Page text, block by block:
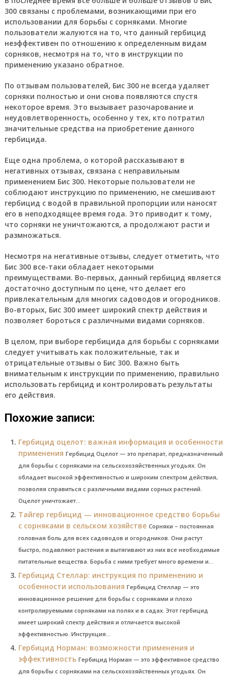
300 связаны с проблемами, возникающими при его
использовании для борьбы с сорняками. Многие
пользователи жалуются на то, что данный гербицид
неэффективен по отношению к определенным видам
сорняков, несмотря на то, что в инструкции по
применению указано обратное.
По отзывам пользователей, Бис 300 не всегда удаляет
сорняки полностью и они снова появляются спустя
некоторое время. Это вызывает разочарование и
неудовлетворенность, особенно у тех, кто потратил
значительные средства на приобретение данного
гербицида.
Еще одна проблема, о которой рассказывают в
негативных отзывах, связана с неправильным
применением Бис 300. Некоторые пользователи не
соблюдают инструкцию по применению, не смешивают
гербицид с водой в правильной пропорции или наносят
его в неподходящее время года. Это приводит к тому,
что сорняки не уничтожаются, а продолжают расти и
размножаться.
Несмотря на негативные отзывы, следует отметить, что
Бис 300 все-таки обладает некоторыми
преимуществами. Во-первых, данный гербицид является
достаточно доступным по цене, что делает его
привлекательным для многих садоводов и огородников.
Во-вторых, Бис 300 имеет широкий спектр действия и
позволяет бороться с различными видами сорняков.
В целом, при выборе гербицида для борьбы с сорняками
следует учитывать как положительные, так и
отрицательные отзывы о Бис 300. Важно быть
внимательным к инструкции по применению, правильно
использовать гербицид и контролировать результаты
его действия.
Похожие записи:
Гербицид оцелот: важная информация и особенности
применения Гербицид Оцелот — это препарат, предназначенный
для борьбы с сорняками на сельскохозяйственных угодьях. Он
обладает высокой эффективностью и широким спектром действия,
позволяя справиться с различными видами сорных растений.
Оцелот уничтожает...
Тайгер гербицид — инновационное средство борьбы
с сорняками в сельском хозяйстве Сорняки – постоянная
головная боль для всех садоводов и огородников. Они растут
быстро, подавляют растения и вытягивают из них все необходимые
питательные вещества. Борьба с ними требует много времени и...
Гербицид Стеллар: инструкция по применению и
особенности использования Гербицид Стеллар — это
инновационное решение для борьбы с сорняками и плохо
контролируемыми сорняками на полях и в садах. Этот гербицид
имеет широкий спектр действия и отличается высокой
эффективностью. Инструкция...
Гербицид Норман: возможности применения и
эффективность Гербицид Норман — это эффективное средство
для борьбы с сорняками на сельскохозяйственных угодьях. Он